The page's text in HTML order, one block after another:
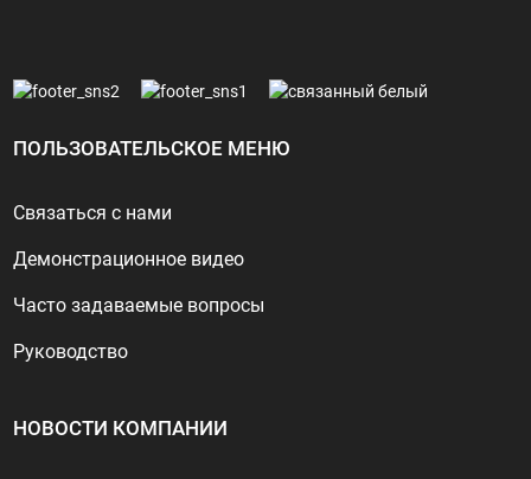
ПОЛЬЗОВАТЕЛЬСКОЕ МЕНЮ
Связаться с нами
Демонстрационное видео
Часто задаваемые вопросы
Руководство
НОВОСТИ КОМПАНИИ